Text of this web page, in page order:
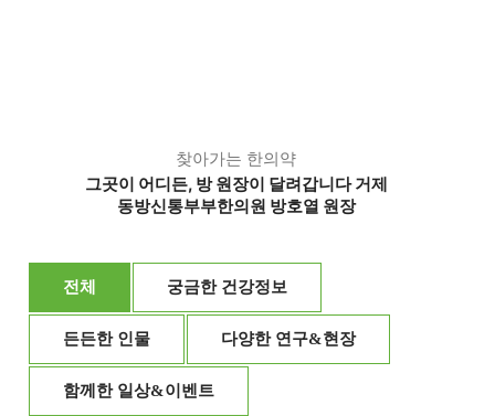
찾아가는 한의약
그곳이 어디든, 방 원장이 달려갑니다 거제
동방신통부부한의원 방호열 원장
전체 궁금한 건강정보
든든한 인물 다양한 연구&현장
함께한 일상&이벤트